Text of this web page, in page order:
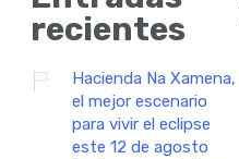
recientes
Hacienda Na Xamena,
el mejor escenario
para vivir el eclipse
este 12 de agosto